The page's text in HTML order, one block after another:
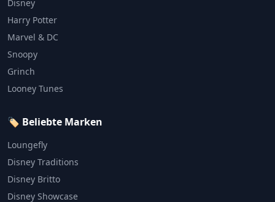
Disney
Harry Potter
Marvel & DC
Snoopy
Grinch
Looney Tunes
🏷️ Beliebte Marken
Loungefly
Disney Traditions
Disney Britto
Disney Showcase